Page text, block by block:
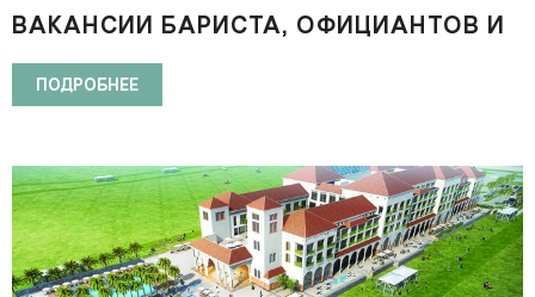
ВАКАНСИИ БАРИСТА, ОФИЦИАНТОВ И
CAFE В АБУ-ДАБИ
ПОДРОБНЕЕ